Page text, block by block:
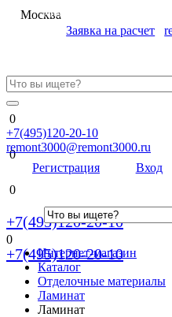
Москва
Заявка на расчет
0
0
0
+7(495)120-20-10
+7(495)120-20-10
remont3000@remont3000.ru
Меню
Регистрация Вход
0
+7(495)120-20-10
Интернет-магазин
Каталог
Отделочные материалы
Ламинат
Ламинат